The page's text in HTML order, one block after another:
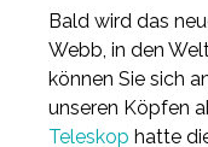
Bald wird das
Webb, in den
können Sie sich
unseren Köpfen
Teleskop hatte